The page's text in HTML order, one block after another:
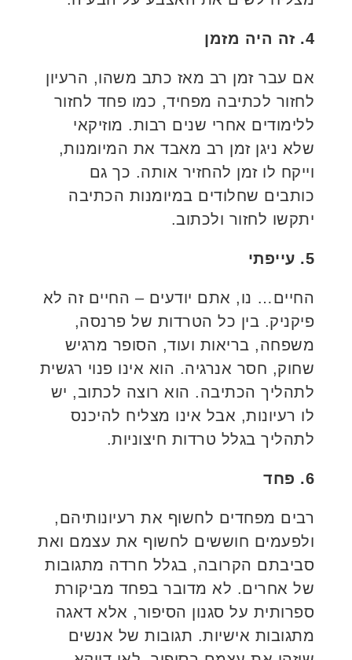
4. זה היה מזמן
אם עבר זמן רב מאז כתב משהו, הרעיון
לחזור לכתיבה מפחיד, כמו פחד לחזור
ללימודים אחרי שנים רבות. מוזיקאי
שלא ניגן זמן רב מאבד את המיומנות,
וייקח לו זמן להחזיר אותה. כך גם
כותבים שחלודים במיומנות הכתיבה
יתקשו לחזור ולכתוב.
5. עייפתי
החיים… נו, אתם יודעים – החיים זה לא
פיקניק. בין כל הטרדות של פרנסה,
משפחה, בריאות ועוד, הסופר מרגיש
שחוק, חסר אנרגיה. הוא אינו פנוי רגשית
לתהליך הכתיבה. הוא רוצה לכתוב, יש
לו רעיונות, אבל אינו מצליח להיכנס
לתהליך בגלל טרדות חיצוניות.
6. פחד
רבים מפחדים לחשוף את רעיונותיהם,
ולפעמים חוששים לחשוף את עצמם ואת
סביבתם הקרובה, בגלל חרדה מתגובות
של אחרים. לא מדובר בפחד מביקורת
ספרותית על סגנון הסיפור, אלא דאגה
מתגובות אישיות. תגובות של אנשים